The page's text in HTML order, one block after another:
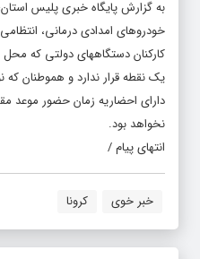
به گزارش پایگاه خبری پلیس
خودروهای امدادی درمانی،
کارکنان دستگاههای دولتی که
یک نقطه قرار ندارد و هموطنان
دارای احضاریه زمان حضور موعد
نخواهد بود.
انتهای پیام /
خبر خوی کرونا